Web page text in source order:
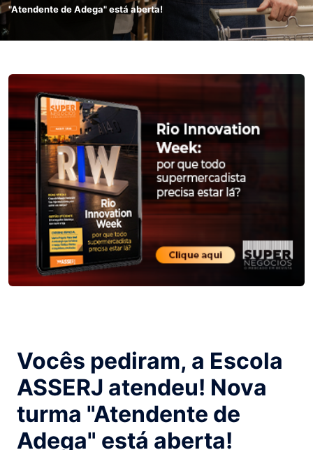
"Atendente de Adega" está aberta!
Vocês pediram, a Escola
ASSERJ atendeu! Nova
turma "Atendente de
Adega" está aberta!